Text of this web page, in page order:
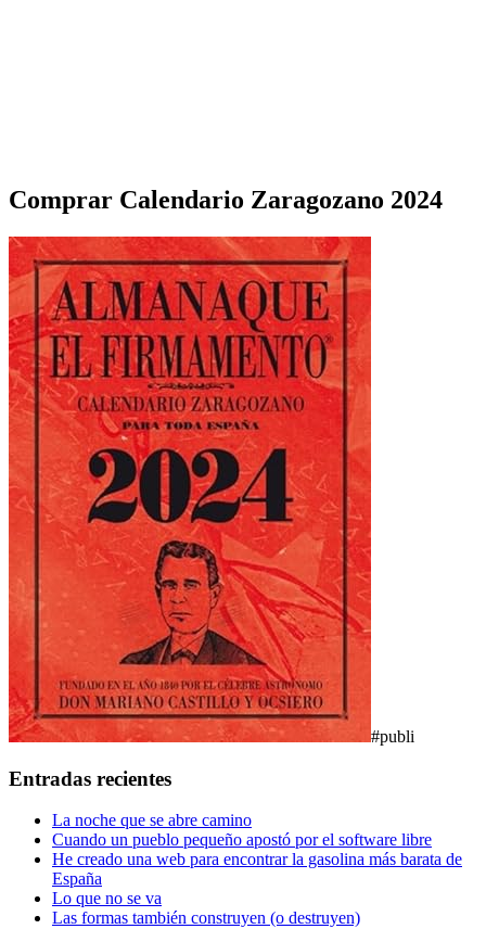
Comprar Calendario Zaragozano 2024
#publi
Entradas recientes
La noche que se abre camino
Cuando un pueblo pequeño apostó por el software libre
He creado una web para encontrar la gasolina más barata de
España
Lo que no se va
Las formas también construyen (o destruyen)